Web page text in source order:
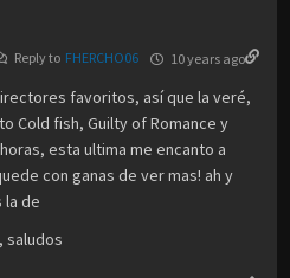
Reply to FHERCHO06 10 years ago
favoritos, así que la veré,
Cold fish, Guilty of Romance y
esta ultima me encanto a
con ganas de ver mas! ah y
la de
saludos